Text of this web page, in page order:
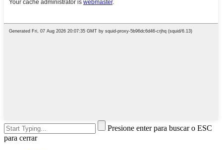
Presione enter para buscar o ESC
para cerrar